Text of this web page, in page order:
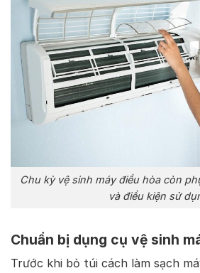
Chu kỳ vệ sinh máy điều hòa còn
và điều kiện sử
Chuẩn bị dụng cụ vệ sinh
Trước khi bỏ túi cách làm sạch